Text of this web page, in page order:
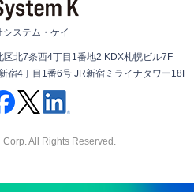
システム・ケイ
北7条西4丁目1番地2 KDX札幌ビル7F
宿4丁目1番6号 JR新宿ミライナタワー18F
All Rights Reserved.